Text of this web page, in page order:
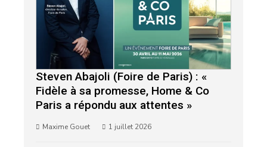
Steven Abajoli (Foire de Paris) : «
Fidèle à sa promesse, Home & Co
Paris a répondu aux attentes »
Maxime Gouet 1 juillet 2026